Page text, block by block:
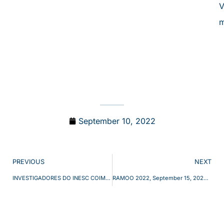
September 10, 2022
PREVIOUS
INVESTIGADORES DO INESC COIMBRA TESTAM NOVOS SISTEMAS INTELIGENTES DE MONOTORIZAÇÃO DE VINHAS (–>CLICAR PARA DETALHES –>)
NEXT
RAMOO 2022, September 15, 2022, Coimbra, Portugal